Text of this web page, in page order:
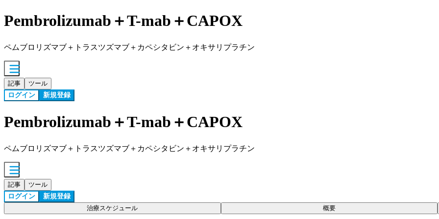
Pembrolizumab＋T-mab＋CAPOX
ペムブロリズマブ＋トラスツズマブ＋カペシタビン＋オキサリプラチン
記事 ツール
ログイン 新規登録
Pembrolizumab＋T-mab＋CAPOX
ペムブロリズマブ＋トラスツズマブ＋カペシタビン＋オキサリプラチン
記事 ツール
ログイン 新規登録
治療スケジュール 概要